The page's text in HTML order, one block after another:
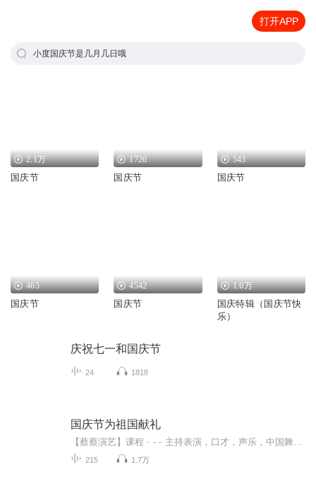
打开APP
小度国庆节是几月几日哦
2.1万
国庆节
1726
国庆节
543
国庆节
465
国庆节
4542
国庆节
1.6万
国庆特辑（国庆节快
乐）
庆祝七一和国庆节
24 1818
国庆节为祖国献礼
215 1.7万